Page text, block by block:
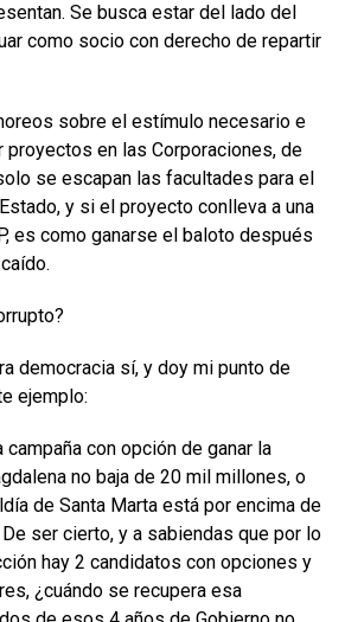
Se busca estar del lado del
como socio con derecho de repartir
sobre el estímulo necesario e
proyectos en las Corporaciones, de
se escapan las facultades para el
y si el proyecto conlleva a una
es como ganarse el baloto después
democracia sí, y doy mi punto de
ejemplo:
campaña con opción de ganar la
no baja de 20 mil millones, o
de Santa Marta está por encima de
ser cierto, y a sabiendas que por lo
hay 2 candidatos con opciones y
¿cuándo se recupera esa